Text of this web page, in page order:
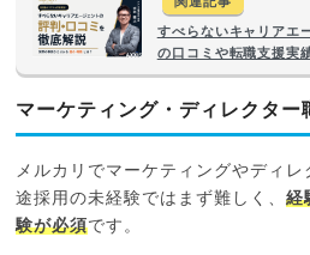
すべらないキャリアエ
の口コミや転職支援実
マーケティング・ディレクター
メルカリでマーケティングやディレ
途採用の未経験ではまず難しく、 経
験が必須です。